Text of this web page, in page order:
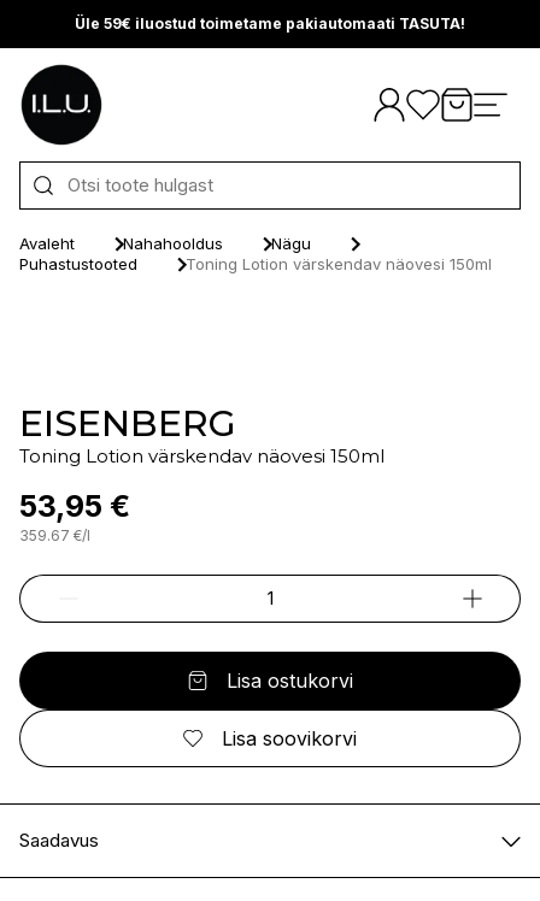
Üle 59€ iluostud toimetame pakiautomaati TASUTA!
Otse sisu juurde
Avaleht Nahahooldus
Nägu
Puhastustooted
Toning Lotion värskendav näovesi 150ml
EISENBERG
Toning Lotion värskendav näovesi 150ml
53,95 €
359.67 €/l
Lisa ostukorvi
Lisa soovikorvi
Saadavus